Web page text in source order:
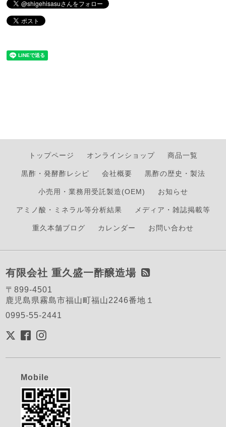
トップページ オンラインショップ 商品一覧
黒酢・発酵酢レシピ 会社概要 黒酢の歴史・製法
小売用・業務用受託製造(OEM) お知らせ
アミノ酸・ミネラル等分析結果 メディア・雑誌掲載等
重久本舗ブログ カレンダー お問い合わせ
有限会社 重久盛一酢醸造場
〒899-4501
鹿児島県霧島市福山町福山2246番地１
0995-55-2441
Mobile